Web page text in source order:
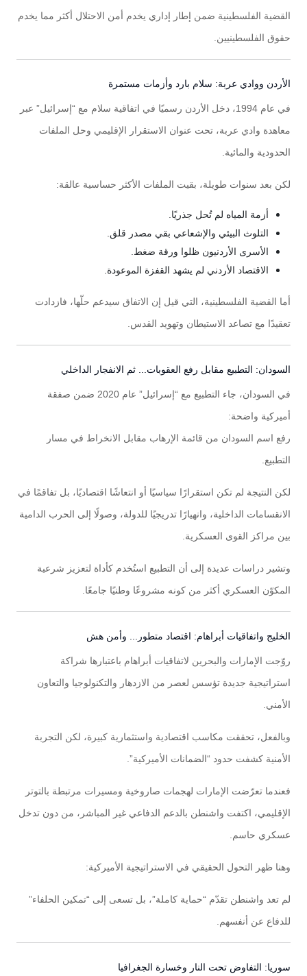
القضية الفلسطينية ضمن إطار إداري يخدم أمن الاحتلال أكثر مما يخدم
حقوق الفلسطينيين.
الأردن ووادي عربة: سلام بارد وأزمات مستمرة
في عام 1994، دخل الأردن رسميًا في اتفاقية سلام مع “إسرائيل” عبر
معاهدة وادي عربة، تحت عنوان الاستقرار الإقليمي وحل الملفات
الحدودية والمائية.
لكن بعد سنوات طويلة، بقيت الملفات الأكثر حساسية عالقة:
أزمة المياه لم تُحل جذريًا.
التلوث البيئي والإشعاعي بقي مصدر قلق.
الأسرى الأردنيون ظلوا ورقة ضغط.
الاقتصاد الأردني لم يشهد القفزة الموعودة.
أما القضية الفلسطينية، التي قيل إن الاتفاق سيدعم حلّها، فازدادت
تعقيدًا مع تصاعد الاستيطان وتهويد القدس.
السودان: التطبيع مقابل رفع العقوبات... ثم الانفجار الداخلي
في السودان، جاء التطبيع مع “إسرائيل” عام 2020 ضمن صفقة
أميركية واضحة:
رفع اسم السودان من قائمة الإرهاب مقابل الانخراط في مسار
التطبيع.
لكن النتيجة لم تكن استقرارًا سياسيًا أو انتعاشًا اقتصاديًا، بل تفاقمًا في
الانقسامات الداخلية، وانهيارًا تدريجيًا للدولة، وصولًا إلى الحرب الدامية
بين مراكز القوى العسكرية.
وتشير دراسات عديدة إلى أن التطبيع استُخدم كأداة لتعزيز شرعية
المكوّن العسكري أكثر من كونه مشروعًا وطنيًا جامعًا.
الخليج واتفاقيات أبراهام: اقتصاد متطور... وأمن هش
روّجت الإمارات والبحرين لاتفاقيات أبراهام باعتبارها شراكة
استراتيجية جديدة تؤسس لعصر من الازدهار والتكنولوجيا والتعاون
الأمني.
وبالفعل، تحققت مكاسب اقتصادية واستثمارية كبيرة، لكن التجربة
الأمنية كشفت حدود “الضمانات الأميركية”.
فعندما تعرّضت الإمارات لهجمات صاروخية ومسيرات مرتبطة بالتوتر
الإقليمي، اكتفت واشنطن بالدعم الدفاعي غير المباشر، من دون تدخل
عسكري حاسم.
وهنا ظهر التحول الحقيقي في الاستراتيجية الأميركية:
لم تعد واشنطن تقدّم “حماية كاملة”، بل تسعى إلى “تمكين الحلفاء”
للدفاع عن أنفسهم.
سوريا: التفاوض تحت النار وخسارة الجغرافيا